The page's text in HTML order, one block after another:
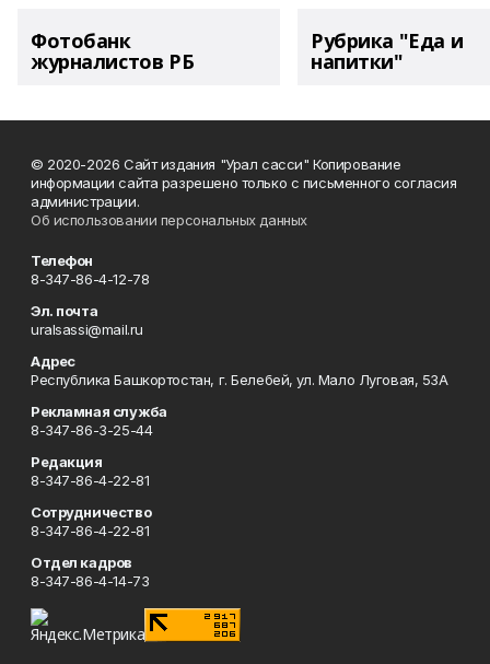
Фотобанк
журналистов РБ
Рубрика "Еда и
напитки"
© 2020-2026 Сайт издания "Урал сасси" Копирование
информации сайта разрешено только с письменного согласия
администрации.
Об использовании персональных данных
Телефон
8-347-86-4-12-78
Эл. почта
uralsassi@mail.ru
Адрес
Республика Башкортостан, г. Белебей, ул. Мало Луговая, 53А
Рекламная служба
8-347-86-3-25-44
Редакция
8-347-86-4-22-81
Сотрудничество
8-347-86-4-22-81
Отдел кадров
8-347-86-4-14-73